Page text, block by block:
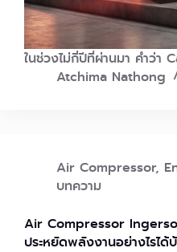
ในช่วงไม่กี่ปีที่ผ่านมา คำว่า
Atchima Nathong
Air Compressor,
บทความ
Air Compressor
ประหยัดพลังงานอย่างไรได้